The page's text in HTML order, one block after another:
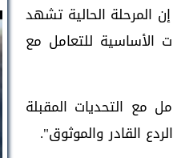
الحالية تشهد
الأساسية للتعامل مع
مع التحديات المقبلة
القادر والموثوق".